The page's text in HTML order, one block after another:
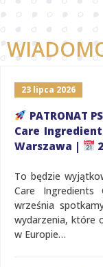
23 lipca 2026
PATRONAT
Care
Warszawa |
To będzie
Care
września
wydarzenia, które
w Europie…